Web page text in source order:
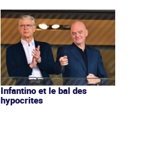
Infantino et le bal des
hypocrites